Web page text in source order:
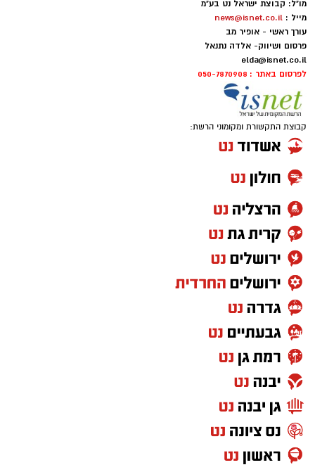
מו"ל: קבוצת ישראל נט בע"מ
מייל : news@isnet.co.il
עורך ראשי - אופיר מב
פרסום ושיווק- אלדה נתנאל
elda@isnet.co.il
לפרסום באתר : 050-7870908
קבוצת התקשורת ומקומוני הרשת: